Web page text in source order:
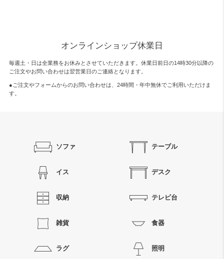
オンラインショップ休業日
毎週土・日は全業務をお休みとさせていただきます。休業日前日の14時30分以降の
ご注文やお問い合わせは翌営業日のご連絡となります。
●ご注文やフォームからのお問い合わせは、 24時間・年中無休でご利用いただけま
す。
ソファ テーブル
イス デスク
収納 テレビ台
雑貨 食器
ラグ 照明